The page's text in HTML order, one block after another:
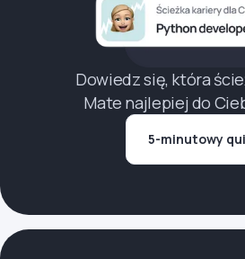
Dowiedz się, która
Mate najlepiej do
5-minutowy